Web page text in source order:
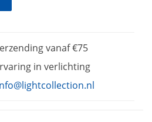
vanaf €75
in verlichting